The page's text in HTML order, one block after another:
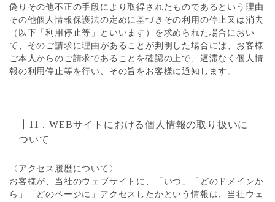
偽りその他不正の手段により取得されたものであるという理由
その他個人情報保護法の定めに基づきその利用の停止又は消去
（以下「利用停止等」といいます）を求められた場合におい
て、そのご請求に理由があることが判明した場合には、お客様
ご本人からのご請求であることを確認の上で、遅滞なく個人情
報の利用停止等を行い、その旨をお客様に通知します。
┃11．WEBサイトにおける個人情報の取り扱いに
ついて
〈アクセス履歴について〉
お客様が、当社のウェブサイトに、「いつ」「どのドメインか
ら」「どのページに」アクセスしたかという情報は、当社ウェ